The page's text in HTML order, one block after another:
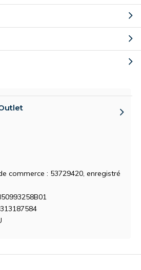
commerce : 53729420, enregistré